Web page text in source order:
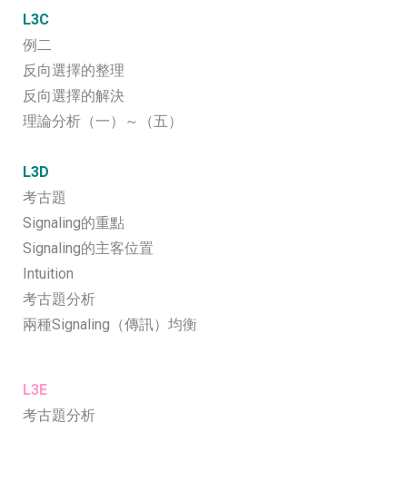
L3C
例二
反向選擇的整理
反向選擇的解決
理論分析（一）～（五）
L3D
考古題
Signaling的重點
Signaling的主客位置
Intuition
考古題分析
兩種Signaling（傳訊）均衡
L3E
考古題分析